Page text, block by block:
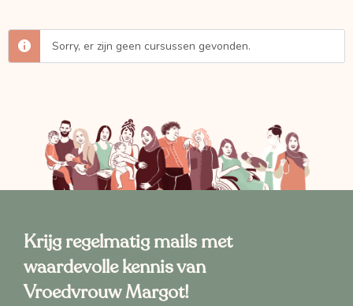
Sorry, er zijn geen cursussen gevonden.
Krijg regelmatig mails met
waardevolle kennis van
Vroedvrouw Margot!